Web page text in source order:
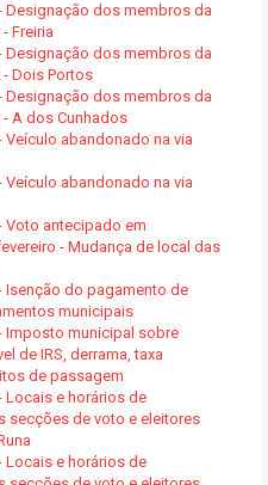
Designação dos membros da
Freiria
Designação dos membros da
- Dois Portos
Designação dos membros da
A dos Cunhados
Veículo abandonado na via
Veículo abandonado na via
Voto antecipado em
- Mudança de local das
Isenção do pagamento de
municipais
Imposto municipal sobre
de IRS, derrama, taxa
de passagem
Locais e horários de
secções de voto e eleitores
Locais e horários de